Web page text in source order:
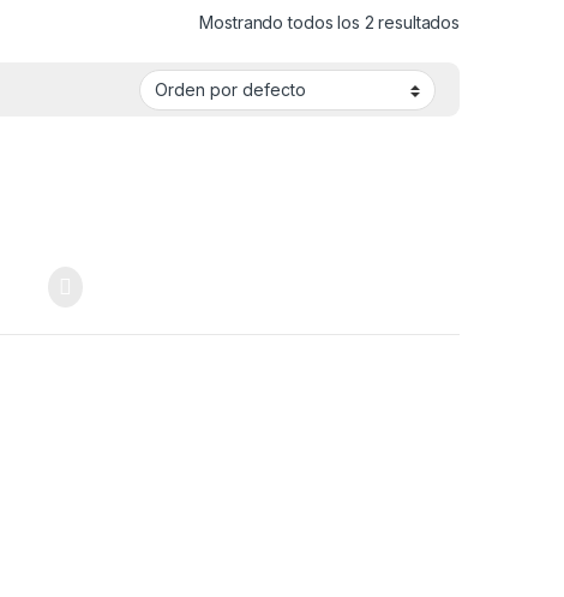
Mostrando todos los 2 resultados